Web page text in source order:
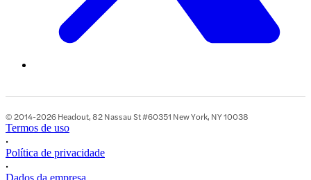
© 2014-2026 Headout, 82 Nassau St #60351 New York, NY 10038
Termos de uso
•
Política de privacidade
•
Dados da empresa